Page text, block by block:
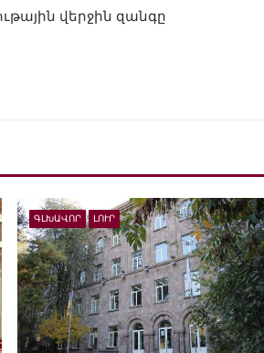
վերջին զանգը
ԳԼԽԱՎՈՐ ԼՈՒՐ